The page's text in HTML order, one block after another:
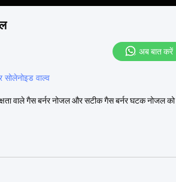
अब बात करें
सोलेनोइड वाल्व
वाले गैस बर्नर नोजल और सटीक गैस बर्नर घटक नोजल